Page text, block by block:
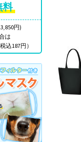
料
円)
は
込187円）